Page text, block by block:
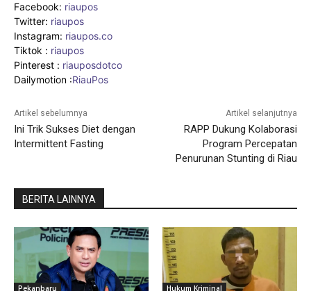
Facebook: riaupos
Twitter: riaupos
Instagram: riaupos.co
Tiktok : riaupos
Pinterest : riauposdotco
Dailymotion :RiauPos
Artikel sebelumnya
Ini Trik Sukses Diet dengan
Intermittent Fasting
Artikel selanjutnya
RAPP Dukung Kolaborasi
Program Percepatan
Penurunan Stunting di Riau
BERITA LAINNYA
Pekanbaru Hukum Kriminal